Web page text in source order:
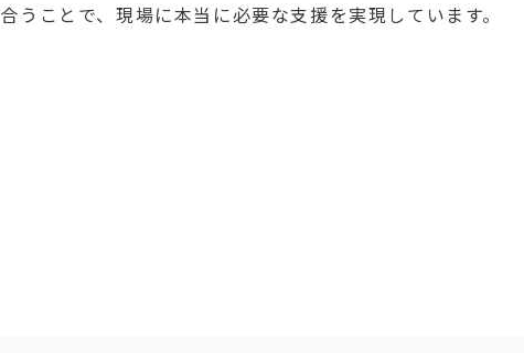
うことで、現場に本当に必要な支援を実現しています。